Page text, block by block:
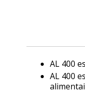
AL 400
AL 400